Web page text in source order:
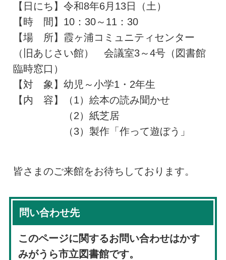
【日にち】令和8年6月13日（土）
【時 間】10：30～11：30
【場 所】霞ヶ浦コミュニティセンター
（旧あじさい館） 会議室3～4号（図書館
臨時窓口）
【対 象】幼児～小学1・2年生
【内 容】（1）絵本の読み聞かせ
（2）紙芝居
（3）製作「作って遊ぼう」
皆さまのご来館をお待ちしております。
問い合わせ先
このページに関するお問い合わせはかす
みがうら市立図書館です。